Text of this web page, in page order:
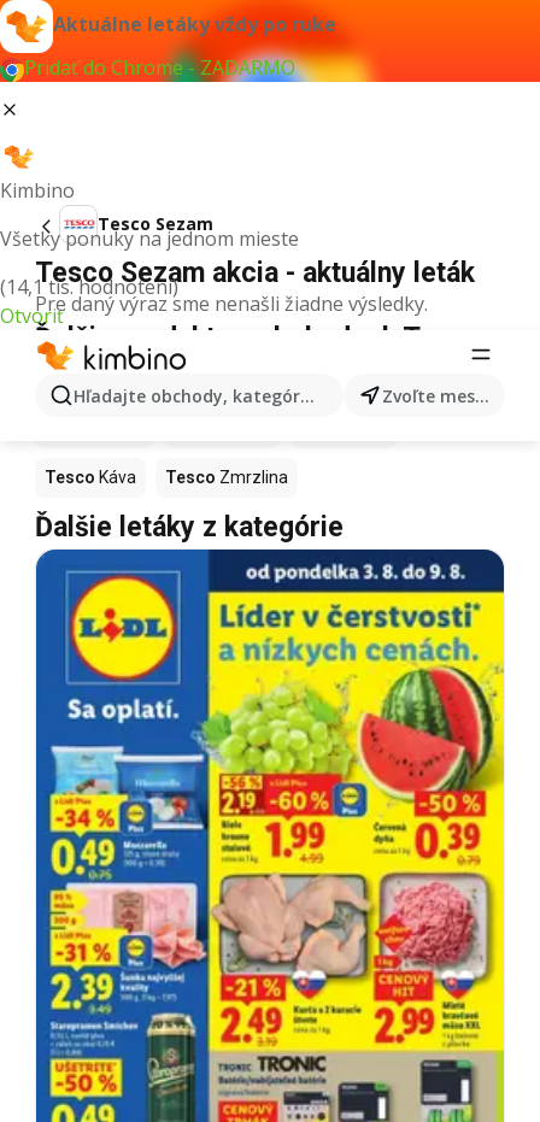
Aktuálne letáky vždy po ruke
Pridať do Chrome - ZADARMO
Kimbino
Všetky ponuky na jednom mieste
(14,1 tis. hodnotení)
Otvoriť
Hľadajte obchody, kategórie, produkty... Zvoľte mesto
Tesco Sezam
Tesco Sezam akcia - aktuálny leták
Pre daný výraz sme nenašli žiadne výsledky.
Ďalšie produkty v obchodoch Tesco
Tesco Káva Tesco Zmrzlina
Ďalšie letáky z kategórie